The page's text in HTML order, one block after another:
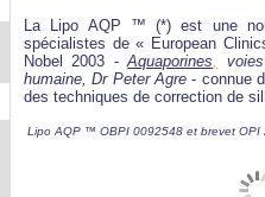
La Lipo AQP ™ (*) est une
spécialistes de « European
Nobel 2003 - Aquaporines,
humaine, Dr Peter Agre- connue
des techniques de correction de
Lipo AQP ™ OBPI 0092548 et brevet